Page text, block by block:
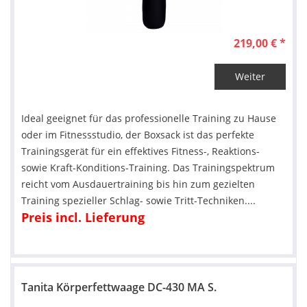
219,00 € *
Weiter
Ideal geeignet für das professionelle Training zu Hause
oder im Fitnessstudio, der Boxsack ist das perfekte
Trainingsgerät für ein effektives Fitness-, Reaktions-
sowie Kraft-Konditions-Training. Das Trainingspektrum
reicht vom Ausdauertraining bis hin zum gezielten
Training spezieller Schlag- sowie Tritt-Techniken....
Preis incl. Lieferung
Tanita Körperfettwaage DC-430 MA S.